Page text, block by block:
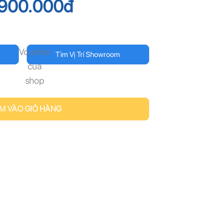
đ
Tìm Vị Trí Showroom
Voucher
của
shop
VÀO GIỎ HÀNG